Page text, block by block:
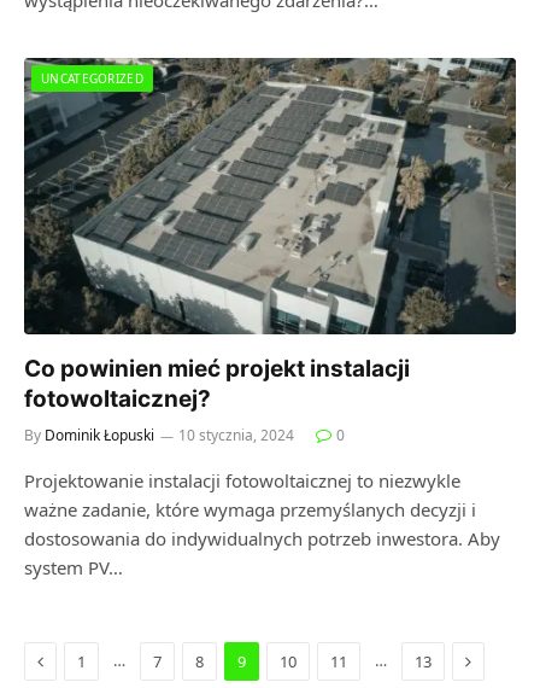
UNCATEGORIZED
Co powinien mieć projekt instalacji
fotowoltaicznej?
By Dominik Łopuski 10 stycznia, 2024 0
Projektowanie instalacji fotowoltaicznej to niezwykle
ważne zadanie, które wymaga przemyślanych decyzji i
dostosowania do indywidualnych potrzeb inwestora. Aby
system PV…
Previous
1 … 7 8 9 10 11 … 13 Next